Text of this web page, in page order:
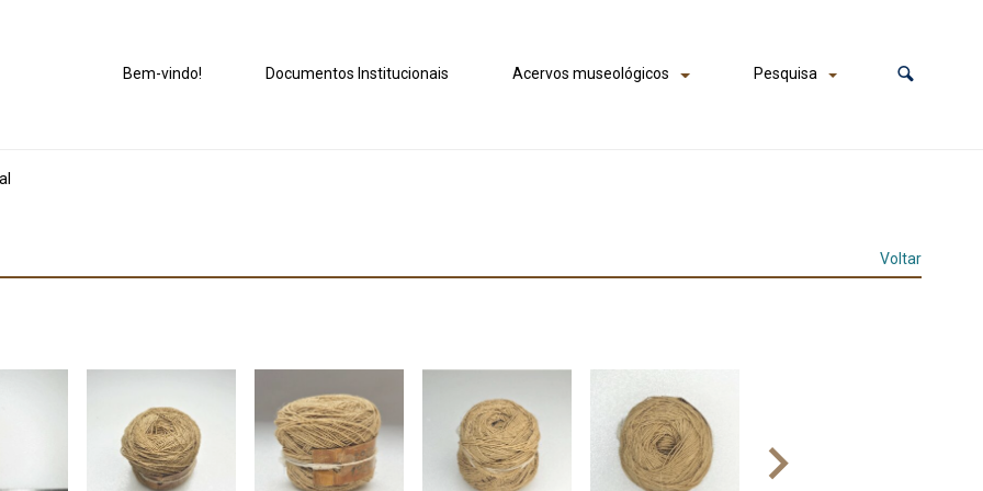
Bem-vindo! Documentos Institucionais Acervos museológicos Pesquisa
Voltar